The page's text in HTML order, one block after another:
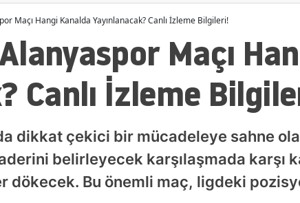
Maçı Hangi Kanalda Yayınlanacak? Canlı İzleme Bilgileri!
Maçı
Canlı İzleme
dikkat çekici bir mücadeleye sahne
belirleyecek karşılaşmada karşı
dökecek. Bu önemli maç, ligdeki